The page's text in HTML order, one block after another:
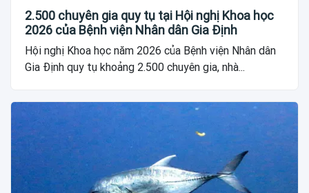
2.500 chuyên gia quy tụ tại Hội nghị Khoa học
2026 của Bệnh viện Nhân dân Gia Định
Hội nghị Khoa học năm 2026 của Bệnh viện Nhân dân
Gia Định quy tụ khoảng 2.500 chuyên gia, nhà...